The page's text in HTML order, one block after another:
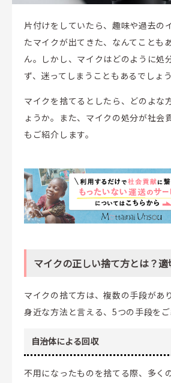
片付けをしていたら、趣味や過去の
たマイクが出てきた、なんてことも
ん。しかし、マイクはどのように処
ず、迷ってしまうこともあるでしょう
マイクを捨てるとしたら、どのよな
ょうか。また、マイクの処分が社会
もご紹介します。
マイクの正しい捨て方とは？
マイクの捨て方は、複数の手段があ
身近な方法と言える、5つの手段をご
自治体による回収
不用になったものを捨てる際、多く